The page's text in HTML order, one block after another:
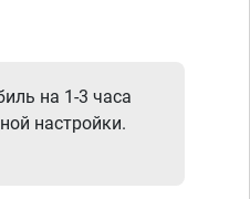
на 1-3 часа
настройки.